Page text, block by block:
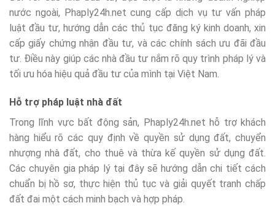
nước ngoài, Phaply24h.net cung cấp dịch vụ tư vấn pháp
luật đầu tư, hướng dẫn các thủ tục đăng ký kinh doanh, xin
cấp giấy chứng nhận đầu tư, và các chính sách ưu đãi đầu
tư. Điều này giúp các nhà đầu tư nắm rõ quy trình pháp lý và
tối ưu hóa hiệu quả đầu tư của mình tại Việt Nam.
Hỗ trợ pháp luật nhà đất
Trong lĩnh vực bất động sản, Phaply24h.net hỗ trợ khách
hàng hiểu rõ các quy định về quyền sử dụng đất, chuyển
nhượng nhà đất, cho thuê và thừa kế quyền sử dụng đất.
Các chuyên gia pháp lý tại đây sẽ hướng dẫn chi tiết cách
chuẩn bị hồ sơ, thực hiện thủ tục và giải quyết tranh chấp
đất đai một cách minh bạch và hợp pháp.